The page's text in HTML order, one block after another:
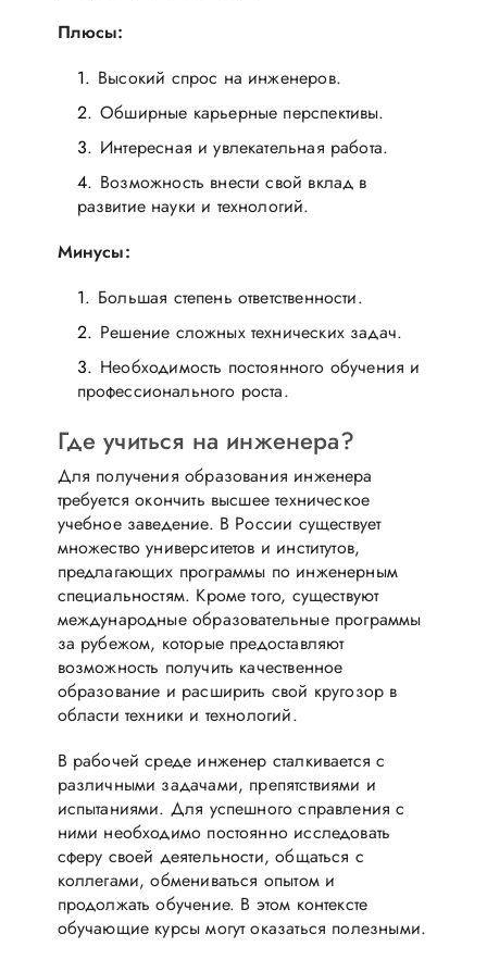
Плюсы:
Высокий спрос на инженеров.
Обширные карьерные перспективы.
Интересная и увлекательная работа.
Возможность внести свой вклад в
развитие науки и технологий.
Минусы:
Большая степень ответственности.
Решение сложных технических задач.
Необходимость постоянного обучения и
профессионального роста.
Где учиться на инженера?
Для получения образования инженера
требуется окончить высшее техническое
учебное заведение. В России существует
множество университетов и институтов,
предлагающих программы по инженерным
специальностям. Кроме того, существуют
международные образовательные программы
за рубежом, которые предоставляют
возможность получить качественное
образование и расширить свой кругозор в
области техники и технологий.
В рабочей среде инженер сталкивается с
различными задачами, препятствиями и
испытаниями. Для успешного справления с
ними необходимо постоянно исследовать
сферу своей деятельности, общаться с
коллегами, обмениваться опытом и
продолжать обучение. В этом контексте
обучающие курсы могут оказаться полезными.